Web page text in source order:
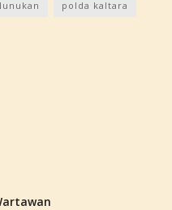
polda kaltara